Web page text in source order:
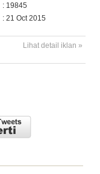
: 19845
: 21 Oct 2015
Lihat detail iklan »